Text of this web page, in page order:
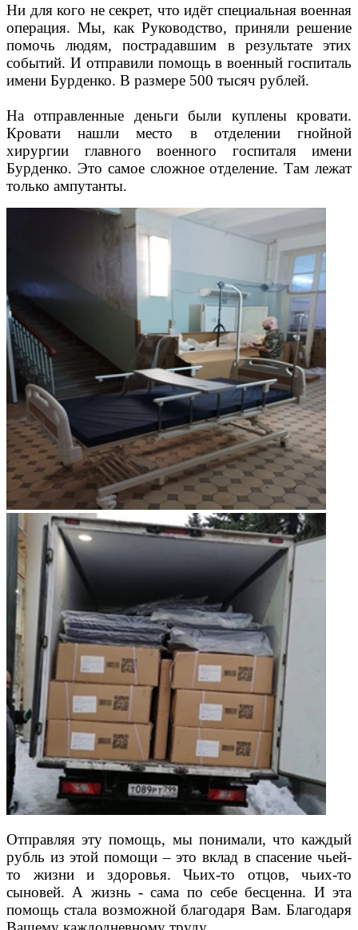
Ни для кого не секрет, что идёт специальная военная
операция. Мы, как Руководство, приняли решение
помочь людям, пострадавшим в результате этих
событий. И отправили помощь в военный госпиталь
имени Бурденко. В размере 500 тысяч рублей.
На отправленные деньги были куплены кровати.
Кровати нашли место в отделении гнойной
хирургии главного военного госпиталя имени
Бурденко. Это самое сложное отделение. Там лежат
только ампутанты.
Отправляя эту помощь, мы понимали, что каждый
рубль из этой помощи – это вклад в спасение чьей-
то жизни и здоровья. Чьих-то отцов, чьих-то
сыновей. А жизнь - сама по себе бесценна. И эта
помощь стала возможной благодаря Вам. Благодаря